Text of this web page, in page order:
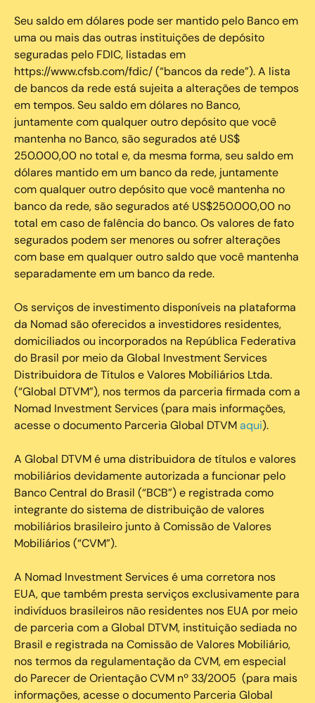
Seu saldo em dólares pode ser mantido pelo Banco em
uma ou mais das outras instituições de depósito
seguradas pelo FDIC, listadas em
https://www.cfsb.com/fdic/ (“bancos da rede”). A lista
de bancos da rede está sujeita a alterações de tempos
em tempos. Seu saldo em dólares no Banco,
juntamente com qualquer outro depósito que você
mantenha no Banco, são segurados até US$
250.000,00 no total e, da mesma forma, seu saldo em
dólares mantido em um banco da rede, juntamente
com qualquer outro depósito que você mantenha no
banco da rede, são segurados até US$250.000,00 no
total em caso de falência do banco. Os valores de fato
segurados podem ser menores ou sofrer alterações
com base em qualquer outro saldo que você mantenha
separadamente em um banco da rede.
Os serviços de investimento disponíveis na plataforma
da Nomad são oferecidos a investidores residentes,
domiciliados ou incorporados na República Federativa
do Brasil por meio da Global Investment Services
Distribuidora de Títulos e Valores Mobiliários Ltda.
(“Global DTVM”), nos termos da parceria firmada com a
Nomad Investment Services (para mais informações,
acesse o documento Parceria Global DTVMaqui).
A Global DTVM é uma distribuidora de títulos e valores
mobiliários devidamente autorizada a funcionar pelo
Banco Central do Brasil (“BCB”) e registrada como
integrante do sistema de distribuição de valores
mobiliários brasileiro junto à Comissão de Valores
Mobiliários (“CVM”).
‍A Nomad Investment Services é uma corretora nos
EUA, que também presta serviços exclusivamente para
indivíduos brasileiros não residentes nos EUA por meio
de parceria com a Global DTVM, instituição sediada no
Brasil e registrada na Comissão de Valores Mobiliário,
nos termos da regulamentação da CVM, em especial
do Parecer de Orientação CVM nº 33/2005 (para mais
informações, acesse o documento Parceria Global